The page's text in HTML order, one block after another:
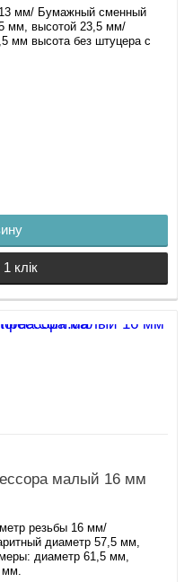
мм/ Бумажный сменный
мм, высотой 23,5 мм/
мм высота без штуцера с
клік
малый 16 мм
резьбы 16 мм/
диаметр 57,5 мм,
диаметр 61,5 мм,